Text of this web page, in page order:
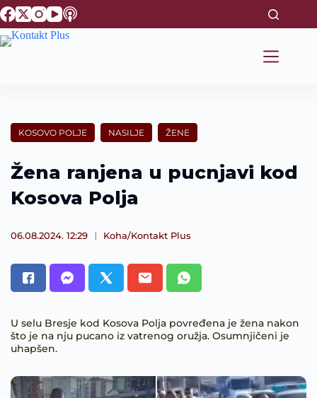
S
k
i
e
t
KOSOVO POLJE NASILJE ŽENE
Žena ranjena u pucnjavi kod
Kosova Polja
06.08.2024. 12:29 Koha/Kontakt Plus
U selu Bresje kod Kosova Polja povređena je žena nakon
što je na nju pucano iz vatrenog oružja. Osumnjičeni je
uhapšen.